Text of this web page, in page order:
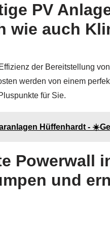
PV
wie auch
der Bereitstellung
werden von einem
für Sie.
Hüffenhardt -
Powerwall
und